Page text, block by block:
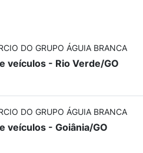
DO GRUPO ÁGUIA BRANCA
veículos - Rio Verde/GO
DO GRUPO ÁGUIA BRANCA
veículos - Goiânia/GO